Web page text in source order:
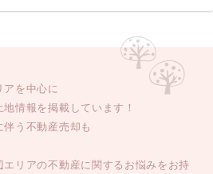
を中心に
情報を掲載しています！
う不動産売却も
リアの不動産に関するお悩みをお持